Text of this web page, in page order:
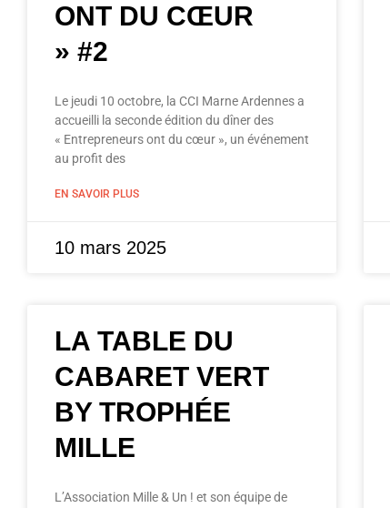
ONT DU CŒUR
» #2
Le jeudi 10 octobre, la CCI Marne Ardennes a
accueilli la seconde édition du dîner des
« Entrepreneurs ont du cœur », un événement
au profit des
EN SAVOIR PLUS
10 mars 2025
LA TABLE DU
CABARET VERT
BY TROPHÉE
MILLE
L’Association Mille & Un ! et son équipe de